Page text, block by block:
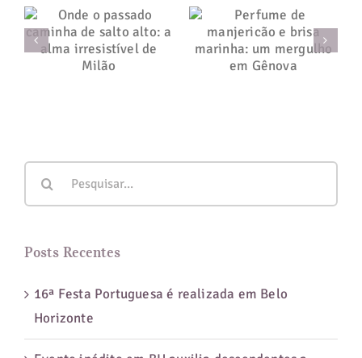
caminha de
salto alto: a
alma
Perfume de
manjericão e
brisa marinha:
Posts Recentes
16ª Festa Portuguesa é realizada em Belo
Horizonte